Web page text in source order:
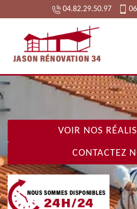
04.82.29.50.97
VOIR NOS
CONTACTEZ